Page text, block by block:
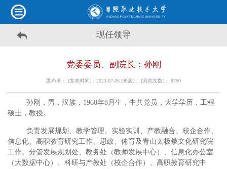
现任领导
党委委员、副院长：孙刚
发布者： [发表时间]：2023-07-06 [来源]： [浏览次数]： 8790
孙刚，男，汉族， 1968年8月生，中共党员，大学学历，工程
硕士，教授。
负责发展规划、教学管理、实验实训、产教融合、校企合作、
信息化、高职教育研究工作、思政、体育及青山太极拳文化研究院
工作。分管发展规划处、教务处（教师发展中心）、信息化办公室
（大数据中心）、科研与产教处（校企合作）、高职教育研究中